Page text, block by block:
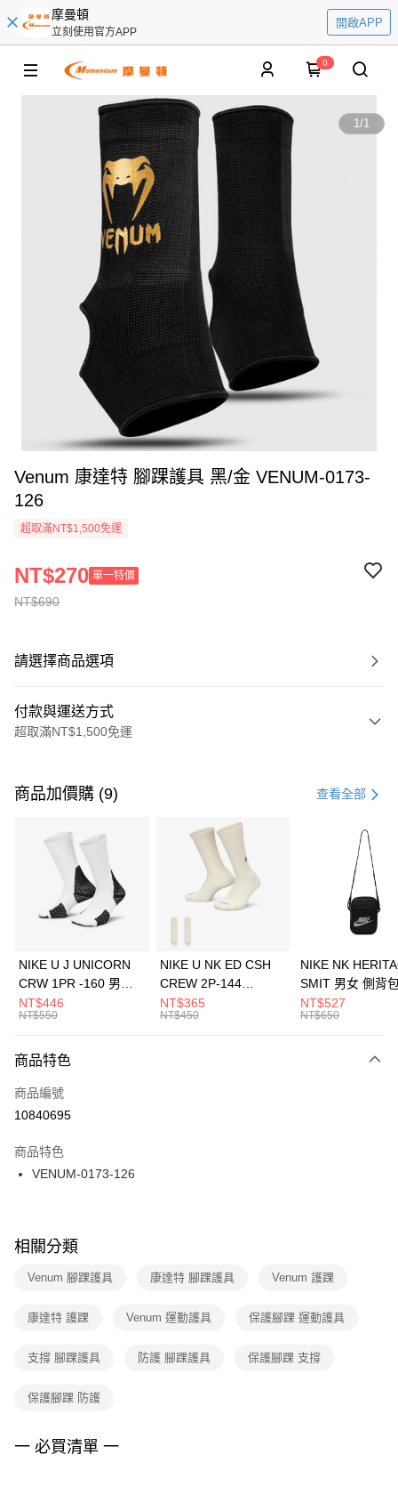
摩曼頓
立刻使用官方APP
開啟APP
0
1/1
Venum 康達特 腳踝護具 黑/金 VENUM-0173-
126
超取滿NT$1,500免運
NT$690
NT$270 單一特價
請選擇商品選項
付款與運送方式
超取滿NT$1,500免運
信用卡一次付款
3 期 0 利率 每期 21家銀行
合作金庫商業銀行
第一商業銀行
華南商業銀行
彰化商業銀行
上海商業儲蓄銀行
元大商業銀行
台灣樂天信用卡公司
Apple Pay
全盈+PAY
AFTEE先享後付
【關於「AFTEE先享後付」】
便利好安心！
１．簡單：不需註冊會員、不需綁卡、不需儲值。
【「AFTEE先享後付」結帳流程】
３．收到繳費通知簡訊後14天內，點擊此簡訊中的連結，可透過四大超商／
ATM／網路銀行／等多元方式進行付款，方視為交易完成。
購買商品的店家。未經商家同意取消之訂單仍視為有效，需透過AFTEE先享
※ 交易是否成功請以「AFTEE先享後付 」之結帳頁面顯示為準，若有關於
https://netprotections.freshdesk.com/support/home
１．透過由恩沛科技股份有限公司提供之「AFTEE先享後付」服務完成之交
２．關於個人資料處理事宜，請瀏覽以下網址：
運送方式
7-11取貨(快速到店)
宅配
商品加價購 (9) 查看全部
NIKE U J UNICORN
CRW 1PR -160 男女
中統襪 FZ3393100
NT$446
NT$550
NIKE U NK ED CSH
CREW 2P-144
EMBRDY 男女 短統襪
FZ3073133
NT$365
NT$450
NIKE NK
SMIT 男女 側背
BA5871010
NT$527
NT$650
商品特色
商品編號
10840695
商品特色
VENUM-0173-126
相關分類
Venum 腳踝護具 康達特 腳踝護具 Venum 護踝
康達特 護踝 Venum 運動護具 保護腳踝 運動護具
支撐 腳踝護具 防護 腳踝護具 保護腳踝 支撐
保護腳踝 防護
一 必買清單 一